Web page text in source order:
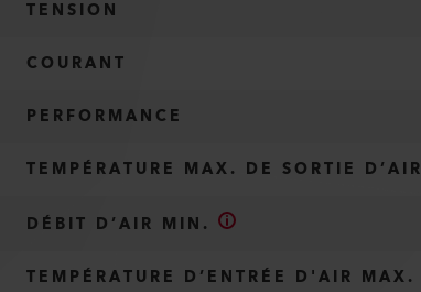
TENSION
COURANT
PERFORMANCE
TEMPÉRATURE MAX. DE SORTIE D’AIR
DÉBIT D’AIR MIN.
TEMPÉRATURE D’ENTRÉE D'AIR MAX.